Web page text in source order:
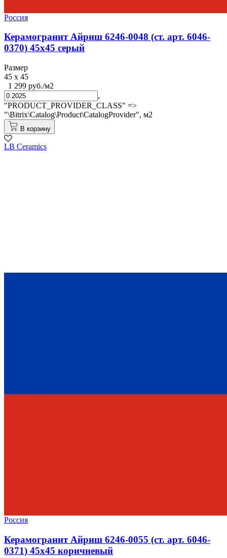
Россия
Керамогранит Айриш 6246-0048 (ст. арт. 6046-
0370) 45х45 серый
Размер
45 x 45
1 299 руб./м2
,
"PRODUCT_PROVIDER_CLASS" =>
"\Bitrix\Catalog\Product\CatalogProvider", м2
В корзину
LB Ceramics
Россия
Керамогранит Айриш 6246-0055 (ст. арт. 6046-
0371) 45х45 коричневый